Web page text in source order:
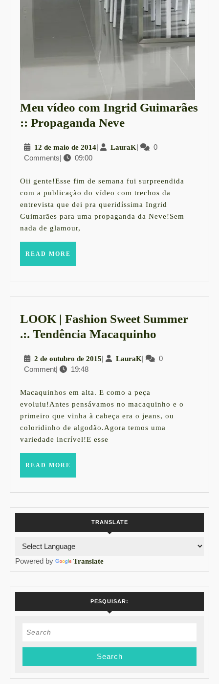
Meu vídeo com Ingrid Guimarães
:: Propaganda NeveMeu
com
Guimarães
::
Propaganda
12 de maio de 201412
de
2014
| LauraKLauraK
|
0
Comments| 09:00
Oii gente!Esse fim de semana fui surpreendida
com a publicação do vídeo com trechos da
entrevista que dei pra queridíssima Ingrid
Guimarães para uma propaganda da Neve!Sem
nada de glamour,
READ MORE
LOOK | Fashion Sweet Summer
.:. Tendência Macaquinho
Fashion
.:.
Tendência
2 de outubro de 20152
de
| LauraKLauraK
|
0
Comment| 19:48
Macaquinhos em alta. E como a peça
evoluiu!Antes pensávamos no macaquinho e o
primeiro que vinha à cabeça era o jeans, ou
coloridinho de algodão.Agora temos uma
variedade incrível!E esse
READ MORE
TRANSLATE
Powered by Translate
PESQUISAR:
Search